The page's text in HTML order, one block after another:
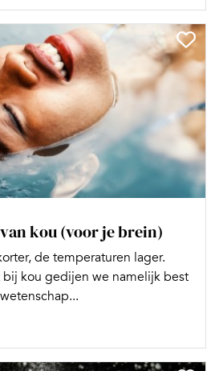
kou (voor je brein)
de temperaturen lager.
bij kou gedijen we namelijk best